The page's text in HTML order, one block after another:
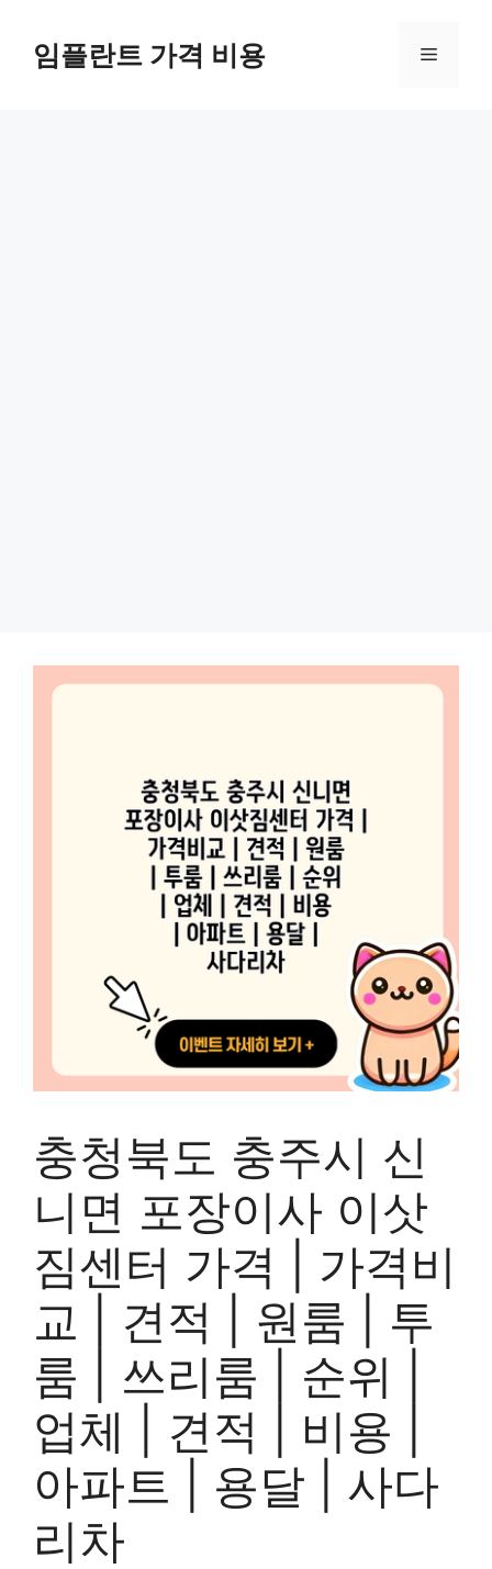
content임플란트 가격 비용 Menu
충청북도 충주시 신
니면 포장이사 이삿
짐센터 가격 | 가격비
교 | 견적 | 원룸 | 투
룸 | 쓰리룸 | 순위 |
업체 | 견적 | 비용 |
아파트 | 용달 | 사다
리차